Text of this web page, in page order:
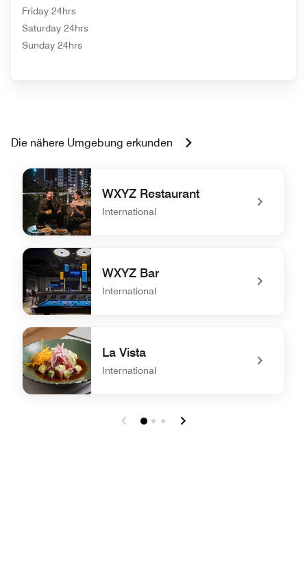
Friday 24hrs
Saturday 24hrs
Sunday 24hrs
Die nähere Umgebung erkunden
WXYZ Restaurant
International
undefined WXYZ Restaurant
WXYZ Bar
International
undefined WXYZ Bar
La Vista
International